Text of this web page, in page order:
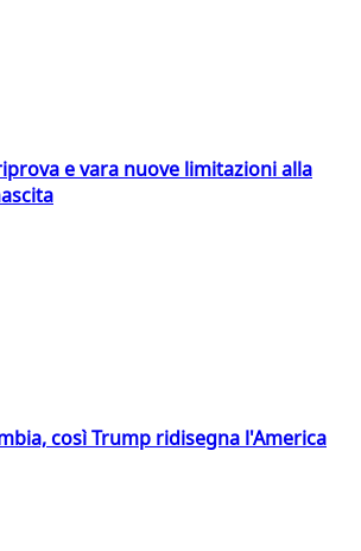
e vara nuove limitazioni alla
così Trump ridisegna l'America